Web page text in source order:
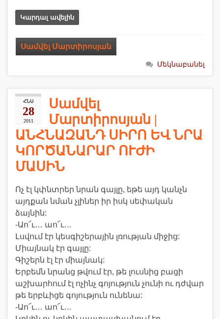
Կարդալ ավելին
Սամվել Մարտիրոսյան
Մեկնաբանել
ՀՆՍ
28
2011
Սամվել
Մարտիրոսյան |
ԱՆՀՆԱԶԱՆԴ ՍԻՐՈ ԵՎ ՆՐԱ
ԿՈՐԾԱՆԱՐԱՐ ՈՒԺԻ
ՄԱՍԻՆ
Ոչ էլ կփնտրեր նրան գայլը, եթե այդ կանչն
այդքան նման չլիներ իր իսկ սեփական
ձայնին:
-Աո՜ւ… աո՜ւ…
Լսվում էր կեսգիշերային լռության միջից:
Միայնակ էր գայլը:
Գիշերն էլ էր միայնակ:
Երբեմն նրանց թվում էր, թե լուսնից բացի
աշխարհում էլ ոչինչ գոյություն չունի ու դժվար
թե երբևիցե գոյություն ունենա:
-Աո՜ւ… աո՜ւ…